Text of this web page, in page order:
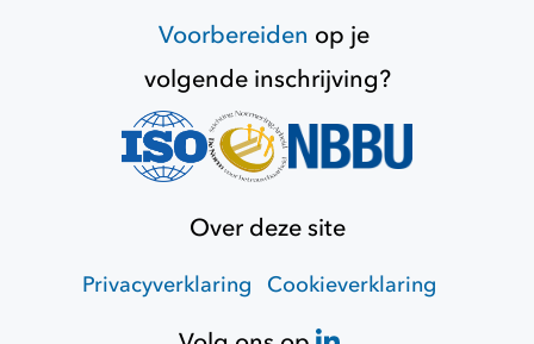
Voorbereiden op je
volgende inschrijving?
Over deze site
Privacyverklaring Cookieverklaring